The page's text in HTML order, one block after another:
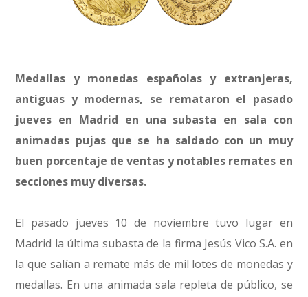
Medallas y monedas españolas y extranjeras,
antiguas y modernas, se remataron el pasado
jueves en Madrid en una subasta en sala con
animadas pujas que se ha saldado con un muy
buen porcentaje de ventas y notables remates en
secciones muy diversas.
El pasado jueves 10 de noviembre tuvo lugar en
Madrid la última subasta de la firma Jesús Vico S.A. en
la que salían a remate más de mil lotes de monedas y
medallas. En una animada sala repleta de público, se